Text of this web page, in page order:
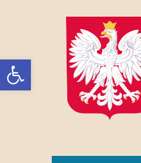
Open toolbar